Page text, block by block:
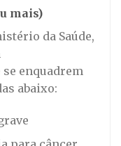
mais)
da Saúde,
enquadrem
abaixo: